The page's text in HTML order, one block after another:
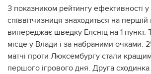
З показником рейтингу ефективності
співвітчизниця знаходиться на першій
випереджає шведку Елсніц на 1
місце у Влади і за набраними очками:
матчі проти Люксембургу стали
першого ігрового дня. Друга сходинка